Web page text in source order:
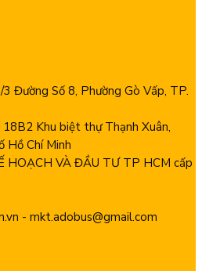
Đường Số 8, Phường Gò Vấp, TP.
18B2 Khu biệt thự Thạnh Xuân,
Hồ Chí Minh
HOẠCH VÀ ĐẦU TƯ TP HCM cấp
- mkt.adobus@gmail.com